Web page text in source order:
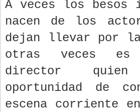
A veces los besos
nacen de los
dejan llevar por la
otras veces es
director
oportunidad de
escena corriente en